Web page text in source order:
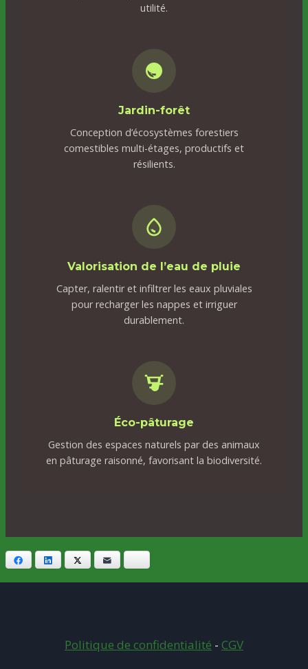
utilité.
Jardin-forêt
Conception d’écosystèmes forestiers
comestibles multi-étages, productifs et
résilients.
Valorisation de l’eau de pluie
Capter, ralentir et infiltrer les eaux pluviales
pour recharger les nappes et irriguer
durablement.
Éco-pâturage
Gestion des espaces naturels par des animaux
en pâturage raisonné, favorisant la biodiversité.
Facebook LinkedIn Twitter
Politique de confidentialité - CGV